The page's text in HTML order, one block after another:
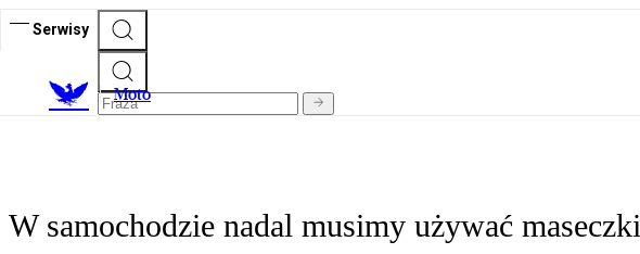
Serwisy
Moto
W samochodzie nadal musimy używać maseczki